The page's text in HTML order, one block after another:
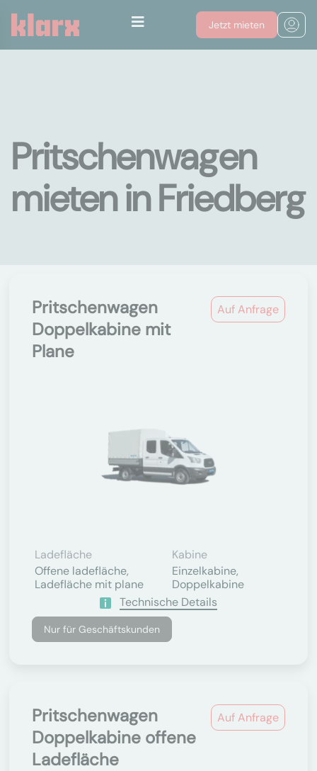
Jetzt mieten
Pritschenwagen
mieten in Friedberg
Auf Anfrage
Pritschenwagen
Doppelkabine mit
Plane
Ladefläche
Offene ladefläche,
Ladefläche mit plane
Kabine
Einzelkabine,
Doppelkabine
Technische Details
Nur für Geschäftskunden
Auf Anfrage
Pritschenwagen
Doppelkabine offene
Ladefläche